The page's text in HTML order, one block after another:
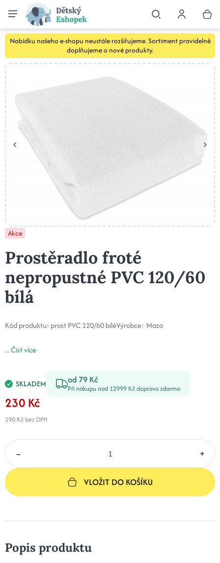
Nabídku našeho e-shopu neustále rozšiřujeme. Sortiment pravidelně
doplňujeme o nové produkty.
Akce
Prostěradlo froté
nepropustné PVC 120/60
bílá
Kód produktu: prost PVC 120/60 bíléVýrobce: Mazo
...Číst více
SKLADEM od 79 Kč
Při nákupu nad 12999 Kč doprava zdarma
230 Kč
190 Kč bez DPH
– +
VLOŽIT DO KOŠÍKU
Popis produktu